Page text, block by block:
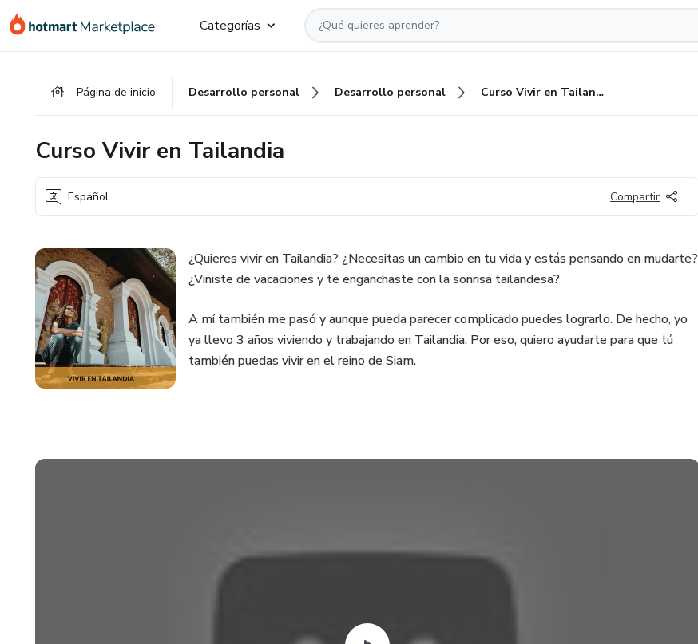
Categorías
Página de inicio Desarrollo personal Desarrollo personal Curso Vivir en Tailandia
Curso Vivir en Tailandia
Español Compartir
¿Quieres vivir en Tailandia? ¿Necesitas un cambio en tu vida y estás pensando en mudarte?
¿Viniste de vacaciones y te enganchaste con la sonrisa tailandesa?
A mí también me pasó y aunque pueda parecer complicado puedes lograrlo. De hecho, yo
ya llevo 3 años viviendo y trabajando en Tailandia. Por eso, quiero ayudarte para que tú
también puedas vivir en el reino de Siam.